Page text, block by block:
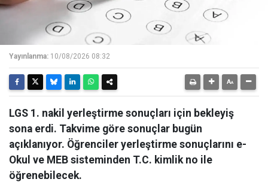
Yayınlanma: 10/08/2026 08:32
LGS 1. nakil yerleştirme sonuçları için bekleyiş
sona erdi. Takvime göre sonuçlar bugün
açıklanıyor. Öğrenciler yerleştirme sonuçlarını e-
Okul ve MEB sisteminden T.C. kimlik no ile
öğrenebilecek.